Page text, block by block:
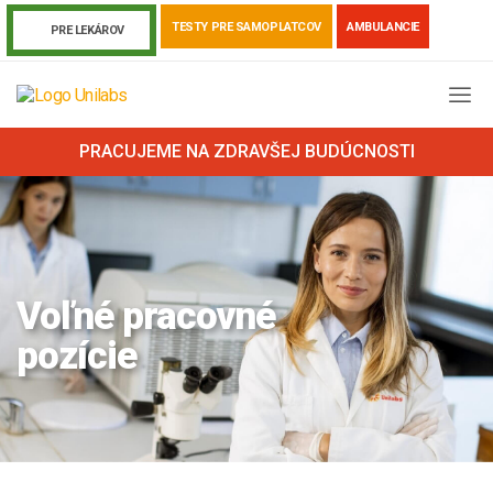
PRE LEKÁROV TESTY PRE SAMOPLATCOV AMBULANCIE
Covid-19 Žiadanky a tlačivá
Výsledky vyšetrení Kortizol Odberová príručka
PRACUJEME NA ZDRAVŠEJ BUDÚCNOSTI
Voľné pracovné
pozície